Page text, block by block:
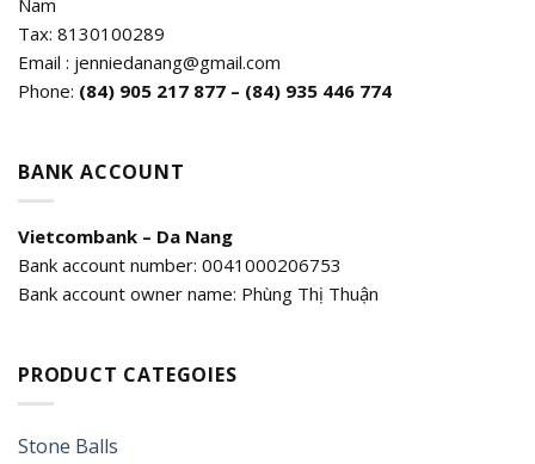
Nam
Tax: 8130100289
Email : jenniedanang@gmail.com
Phone: (84) 905 217 877 – (84) 935 446 774
BANK ACCOUNT
Vietcombank – Da Nang
Bank account number: 0041000206753
Bank account owner name: Phùng Thị Thuận
PRODUCT CATEGOIES
Stone Balls